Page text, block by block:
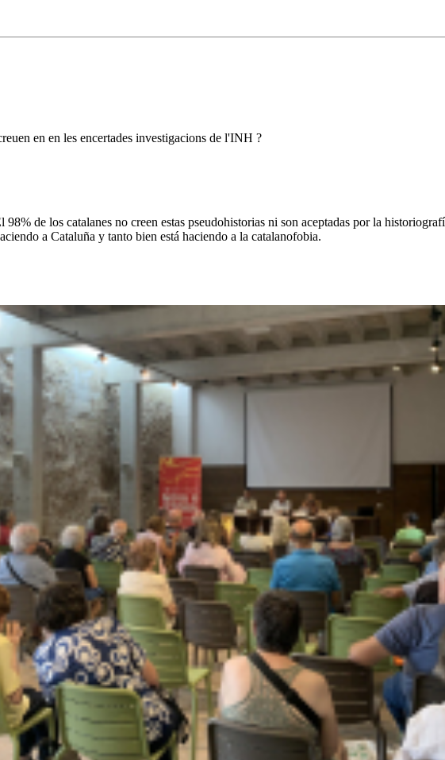
en en les encertades investigacions de l'INH ?
de los catalanes no creen estas pseudohistorias ni son aceptadas por la
a Cataluña y tanto bien está haciendo a la catalanofobia.